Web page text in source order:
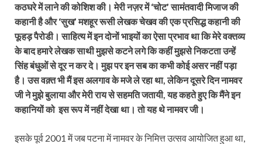
कठघरे में लाने की कोशिश की। मेरी नज़र में ‘चोट’ सामंतवादी मिजाज की
कहानी है और ‘सुख’ मशहूर रूसी लेखक चेखव की एक प्रसिद्ध कहानी की
फूहड़ पैरोडी। साहित्य में इन दोनों भाइयों का ऐसा प्रभाव था कि मेरे वक्तव्य
के बाद हमारे लेखक साथी मुझसे कटने लगे कि कहीं मुझसे निकटता उन्हें
सिंह बंधुओं से दूर न कर दे। मुझ पर इन सब का कभी कोई असर नहीं पड़ा
है। उस वक़्त भी मैं इस अलगाव के मजे ले रहा था, लेकिन दूसरे दिन नामवर
जी ने मुझे बुलाया और मेरी राय से सहमति जतायी, यह कहते हुए कि मैंने इन
कहानियों को इस रूप में नहीं देखा था। तो यह थे नामवर जी।
इसके पूर्व 2001 में जब पटना में नामवर के निमित्त उत्सव आयोजित हुआ था,